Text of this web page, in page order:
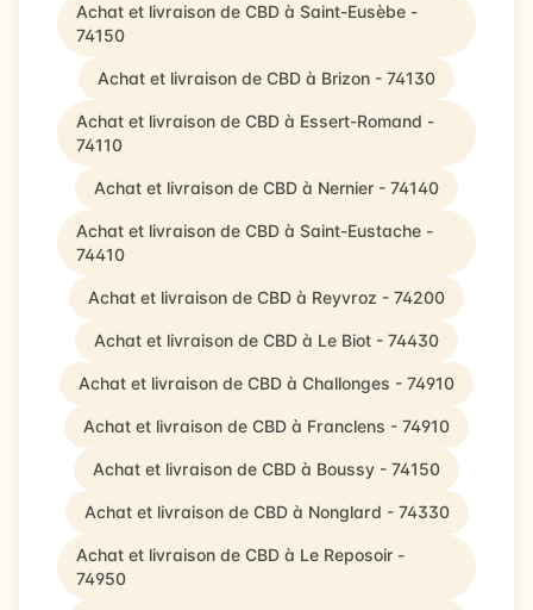
Achat et livraison de CBD à Saint-Eusèbe -
74150
Achat et livraison de CBD à Brizon - 74130
Achat et livraison de CBD à Essert-Romand -
74110
Achat et livraison de CBD à Nernier - 74140
Achat et livraison de CBD à Saint-Eustache -
74410
Achat et livraison de CBD à Reyvroz - 74200
Achat et livraison de CBD à Le Biot - 74430
Achat et livraison de CBD à Challonges - 74910
Achat et livraison de CBD à Franclens - 74910
Achat et livraison de CBD à Boussy - 74150
Achat et livraison de CBD à Nonglard - 74330
Achat et livraison de CBD à Le Reposoir -
74950